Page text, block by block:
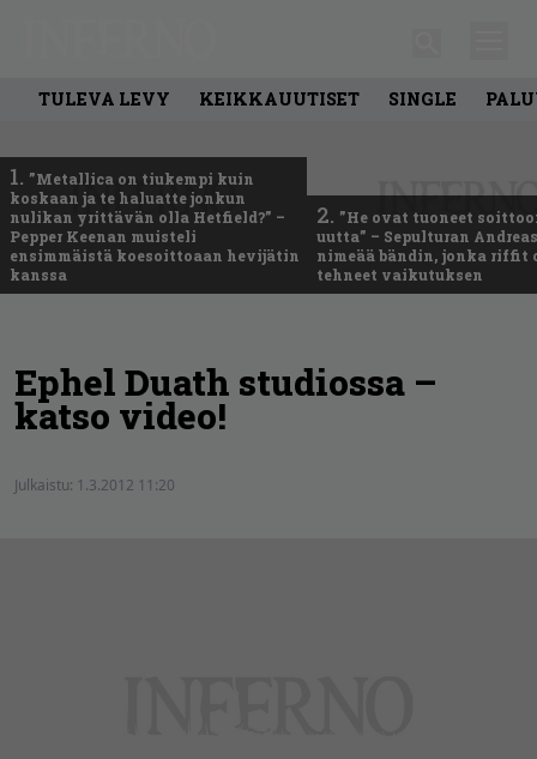
TULEVA LEVY KEIKKAUUTISET SINGLE
1. ”Metallica on tiukempi kuin
koskaan ja te haluatte jonkun
nulikan yrittävän olla Hetfield?” –
Pepper Keenan muisteli
ensimmäistä koesoittoaan hevijätin
kanssa
2. ”He ovat tuoneet
uutta” – Sepulturan
nimeää bändin, jonka riffit
tehneet vaikutuksen
Ephel Duath studiossa –
katso video!
Julkaistu: 1.3.2012 11:20